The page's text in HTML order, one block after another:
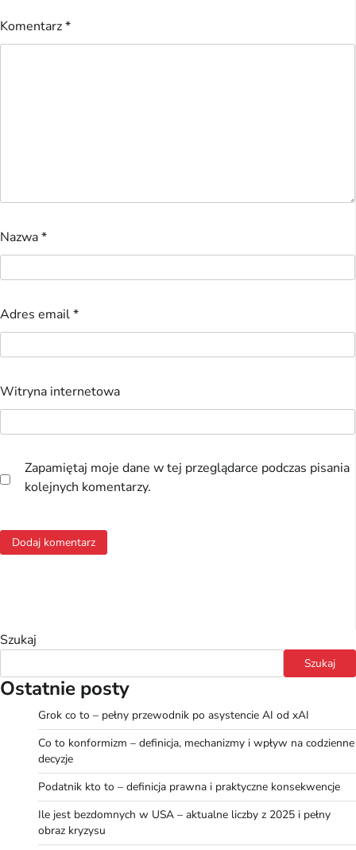
Komentarz*
Nazwa*
Adres email*
Witryna internetowa
Zapamiętaj moje dane w tej przeglądarce podczas pisania
kolejnych komentarzy.
Szukaj
Szukaj
Ostatnie posty
Grok co to – pełny przewodnik po asystencie AI od xAI
Co to konformizm – definicja, mechanizmy i wpływ na codzienne
decyzje
Podatnik kto to – definicja prawna i praktyczne konsekwencje
Ile jest bezdomnych w USA – aktualne liczby z 2025 i pełny
obraz kryzysu